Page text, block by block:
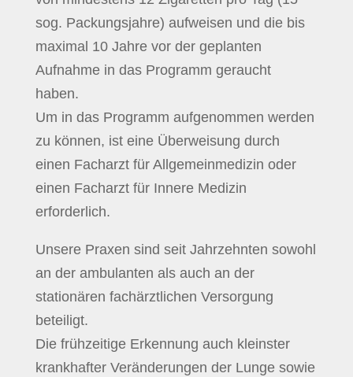
sog. Packungsjahre) aufweisen und die bis
maximal 10 Jahre vor der geplanten
Aufnahme in das Programm geraucht
haben.
Um in das Programm aufgenommen werden
zu können, ist eine Überweisung durch
einen Facharzt für Allgemeinmedizin oder
einen Facharzt für Innere Medizin
erforderlich.
Unsere Praxen sind seit Jahrzehnten sowohl
an der ambulanten als auch an der
stationären fachärztlichen Versorgung
beteiligt.
Die frühzeitige Erkennung auch kleinster
krankhafter Veränderungen der Lunge sowie